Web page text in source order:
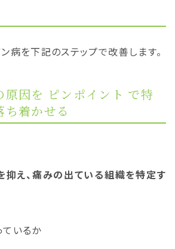
病を下記のステップで改善します。
原因を ピンポイント で特
着かせる
抑え、痛みの出ている組織を特定す
ているか